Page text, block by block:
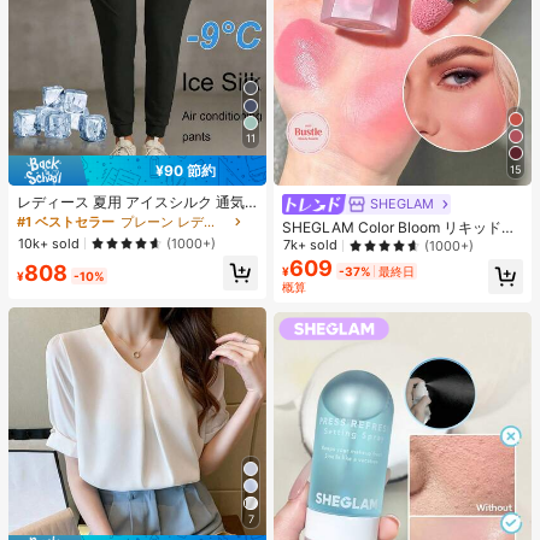
11
¥90 節約
レディース 夏用 アイスシルク 通気
性 ランニングパンツ、速乾 軽量 ス
ポーツパンツ ジッパーポケット & ウ
エストバンド付き フィットネス & ジ
ョギング用 ブラック、アスレジャー
#1 ベストセラー
プレーン レディースパンツ
10k+ sold
(1000+)
¥808 -10%
7
15
SHEGLAM
SHEGLAM Color Bloom リキッドチ
ークマット仕上げ-Love Cake チー
ク 女性と女の子のためのブランドビ
ューティーコスメメイクアップ
7k+ sold (1000+)
¥609 -37% 最終日
概算